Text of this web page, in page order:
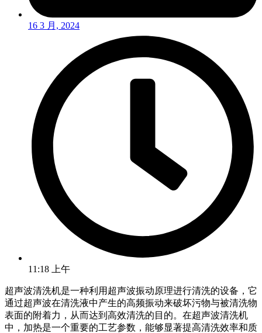
16 3 月, 2024
11:18 上午
超声波清洗机是一种利用超声波振动原理进行清洗的设备，它
通过超声波在清洗液中产生的高频振动来破坏污物与被清洗物
表面的附着力，从而达到高效清洗的目的。在超声波清洗机
中，加热是一个重要的工艺参数，能够显著提高清洗效率和质